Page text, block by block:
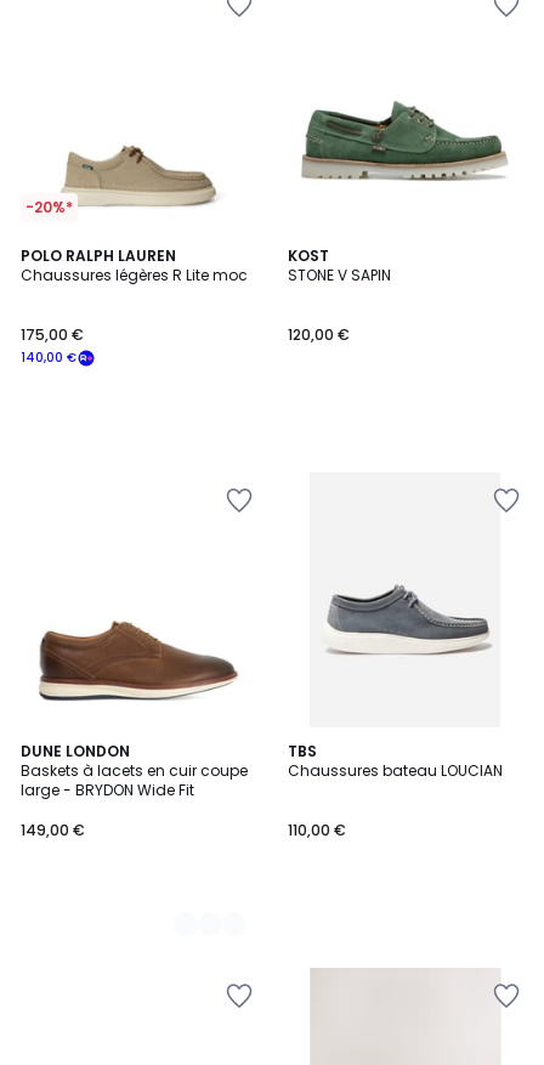
-20%*
POLO RALPH LAUREN
Chaussures légères R Lite moc
140,00 €
175,00 €
KOST
STONE V SAPIN
120,00 €
DUNE LONDON
Baskets à lacets en cuir coupe
large - BRYDON Wide Fit
149,00 €
2
Couleurs
TBS
Chaussures bateau LOUCIAN
110,00 €